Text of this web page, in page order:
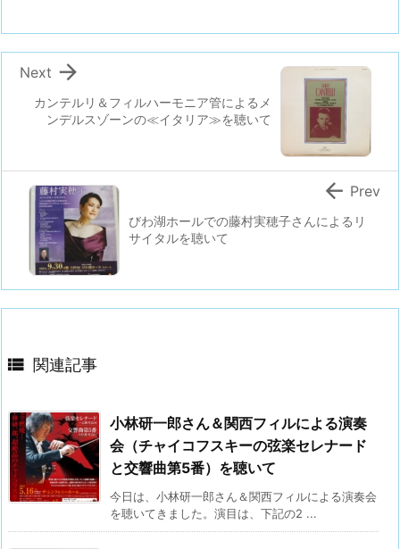
カンテルリ＆フィルハーモニア管によるメ
ンデルスゾーンの≪イタリア≫を聴いて

Next
びわ湖ホールでの藤村実穂子さんによるリ
サイタルを聴いて
 Prev
 関連記事
小林研一郎さん＆関西フィルによる演奏
会（チャイコフスキーの弦楽セレナード
と交響曲第5番）を聴いて
今日は、小林研一郎さん＆関西フィルによる演奏会
を聴いてきました。演目は、下記の2 ...